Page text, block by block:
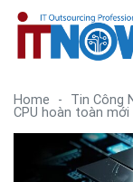
Home - Tin Công
CPU hoàn toàn mới